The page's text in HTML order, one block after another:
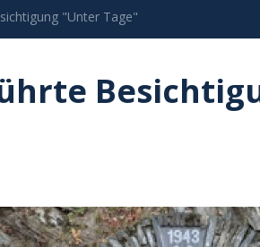
"Unter Tage"